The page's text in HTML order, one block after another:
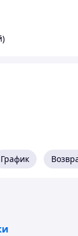
График